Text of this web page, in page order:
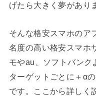
げたら大きく夢があり
そんな格安スマホのア
名度の高い格安スマホ
モやau、ソフトバンク
ターゲットごとに＋α
です。ここから詳しく